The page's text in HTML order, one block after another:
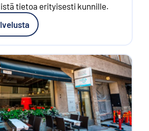
tietoa erityisesti kunnille.